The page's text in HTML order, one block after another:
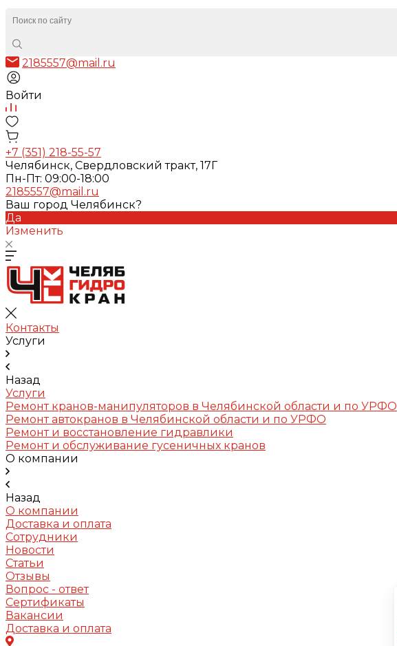
2185557@mail.ru
Войти
+7 (351) 218-55-57
Челябинск, Свердловский тракт, 17Г
Пн-Пт: 09:00-18:00
2185557@mail.ru
Ваш город Челябинск?
Да
Изменить
Контакты
Услуги
Назад
Услуги
Ремонт кранов-манипуляторов в Челябинской области и по УРФО
Ремонт автокранов в Челябинской области и по УРФО
Ремонт и восстановление гидравлики
Ремонт и обслуживание гусеничных кранов
О компании
Назад
О компании
Доставка и оплата
Сотрудники
Новости
Статьи
Отзывы
Вопрос - ответ
Сертификаты
Вакансии
Доставка и оплата